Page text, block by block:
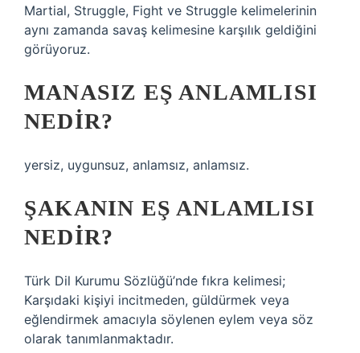
Martial, Struggle, Fight ve Struggle kelimelerinin
aynı zamanda savaş kelimesine karşılık geldiğini
görüyoruz.
MANASIZ EŞ ANLAMLISI
NEDIR?
yersiz, uygunsuz, anlamsız, anlamsız.
ŞAKANIN EŞ ANLAMLISI
NEDIR?
Türk Dil Kurumu Sözlüğü’nde fıkra kelimesi;
Karşıdaki kişiyi incitmeden, güldürmek veya
eğlendirmek amacıyla söylenen eylem veya söz
olarak tanımlanmaktadır.